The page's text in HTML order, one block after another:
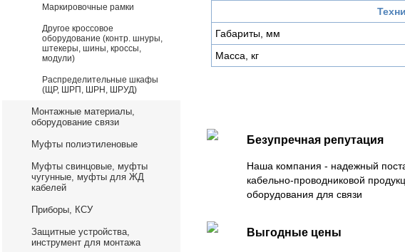
Маркировочные рамки
Другое кроссовое
оборудование (контр. шнуры,
штекеры, шины, кроссы,
модули)
Распределительные шкафы
(ЩР, ШРП, ШРН, ШРУД)
Монтажные материалы,
оборудование связи
Муфты полиэтиленовые
Муфты свинцовые, муфты
чугунные, муфты для ЖД
кабелей
Приборы, КСУ
Защитные устройства,
инструмент для монтажа
Габариты, мм
Масса, кг
Безупречная репутация
Наша компания - надежный
кабельно-проводниковой
оборудования для связи
Выгодные цены